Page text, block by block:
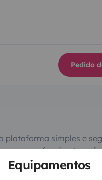
Equipamentos
Pedido
plataforma simples e
furgões
particulares. A página é o
confiança e propõe uma